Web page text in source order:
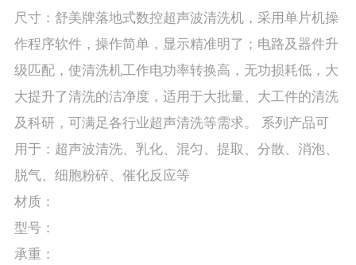
尺寸：舒美牌落地式数控超声波清洗机，采用单片机操
作程序软件，操作简单，显示精准明了；电路及器件升
级匹配，使清洗机工作电功率转换高，无功损耗低，大
大提升了清洗的洁净度，适用于大批量、大工件的清洗
及科研，可满足各行业超声清洗等需求。 系列产品可
用于：超声波清洗、乳化、混匀、提取、分散、消泡、
脱气、细胞粉碎、催化反应等
材质：
型号：
承重：